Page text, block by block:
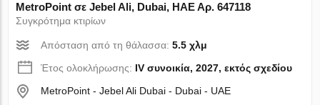
MetroPoint σε Jebel Ali, Dubai, ΗΑΕ Αρ. 647118
Συγκρότημα κτιρίων
Απόσταση από τη θάλασσα:5.5 χλμ
Έτος ολοκλήρωσης: IV συνοικία, 2027, εκτός σχεδίου
MetroPoint - Jebel Ali Dubai - Dubai - UAE